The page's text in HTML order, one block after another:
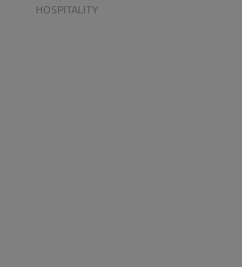
HOSPITALITY